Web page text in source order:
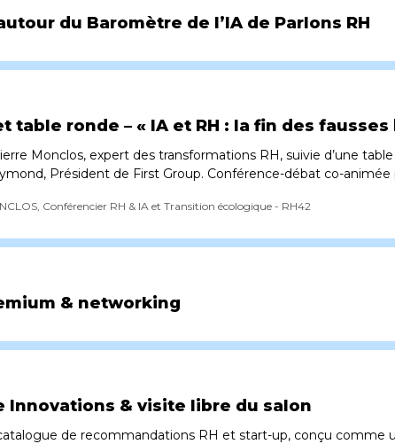
du Baromètre de l’IA de Parlons RH
table ronde – « IA et RH : la fin des
Monclos, expert des transformations RH, suivie d’une
Président de First Group. Conférence-débat co-animée
Conférencier RH & IA et Transition écologique - RH42
& networking
Innovations & visite libre du salon
de recommandations RH et start-up, conçu